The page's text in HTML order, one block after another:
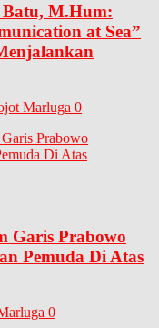
M.Hum:
at Sea”
Marluga 0
Garis Prabowo
Pemuda Di Atas
0